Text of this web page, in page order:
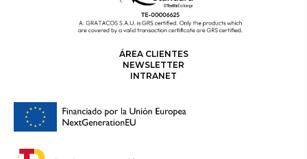
ÁREA CLIENTES
NEWSLETTER
INTRANET